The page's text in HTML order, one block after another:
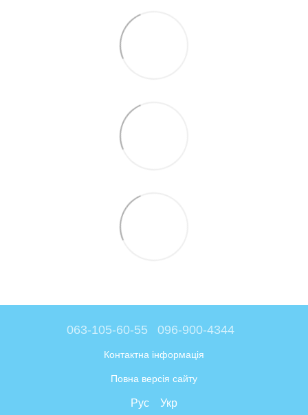
063-105-60-55 096-900-4344
Контактна інформація
Повна версія сайту
Рус Укр